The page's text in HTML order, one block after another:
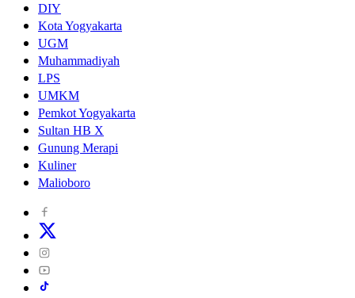
DIY
Kota Yogyakarta
UGM
Muhammadiyah
LPS
UMKM
Pemkot Yogyakarta
Sultan HB X
Gunung Merapi
Kuliner
Malioboro